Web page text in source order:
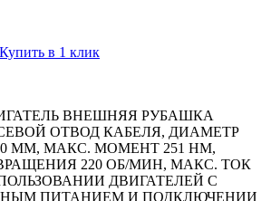
Купить в 1 клик
ВНЕШНЯЯ РУБАШКА
ОТВОД КАБЕЛЯ, ДИАМЕТР
ММ, МАКС. МОМЕНТ 251 HM,
220 ОБ/MИН, МАКС. ТОК
ДВИГАТЕЛЕЙ С
ПИТАНИЕМ И ПОДКЛЮЧЕНИИ